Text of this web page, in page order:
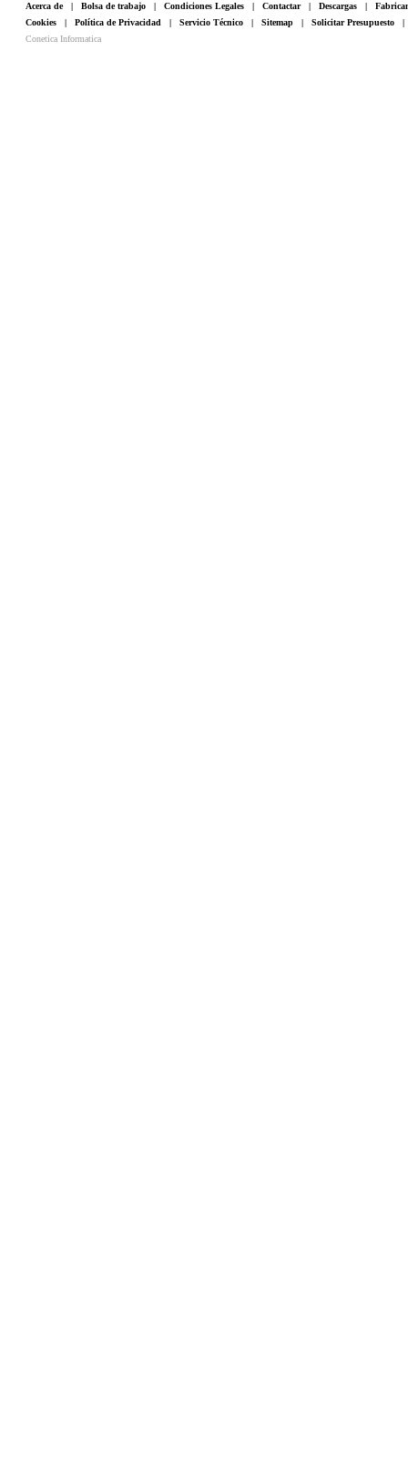
Acerca de| Bolsa de trabajo | Condiciones Legales | Contactar| Descargas |
Cookies | Política de Privacidad | Servicio Técnico | Sitemap | Solicitar Presupuesto
Conetica Informatica